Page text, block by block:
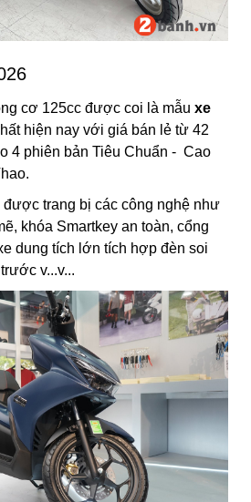
cơ 125cc được coi là mẫu xe
hiện nay với giá bán lẻ từ 42
4 phiên bản Tiêu Chuẩn - Cao
được trang bị các công nghệ như
khóa Smartkey an toàn, cổng
dung tích lớn tích hợp đèn soi
v...v...